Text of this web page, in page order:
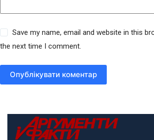
Save my name, email and website in this
the next time I comment.
Опублікувати коментар